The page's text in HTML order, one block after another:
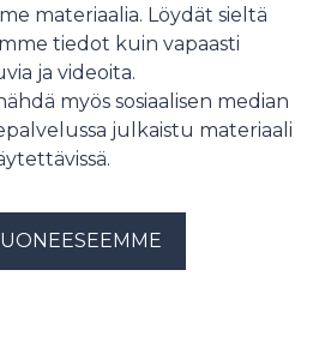
materiaalia. Löydät sieltä
tiedot kuin vapaasti
ja videoita.
myös sosiaalisen median
julkaistu materiaali